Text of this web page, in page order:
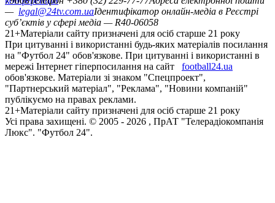
— legal@24tv.com.uaІдентифікатор онлайн-медіа в Реєстрі
суб’єктів у сфері медіа — R40-06058
21+Матеріали сайту призначені для осіб старше 21 року
При цитуванні і використанні будь-яких матеріалів посилання
на "Футбол 24" обов'язкове. При цитуванні і використанні в
мережі Інтернет гіперпосилання на сайт
football24.ua
обов'язкове. Матеріали зі знаком "Спецпроект",
"Партнерський матеріал", "Реклама", "Новини компаній"
публікуємо на правах реклами.
21+Матеріали сайту призначені для осіб старше 21 року
Усi права захищенi. © 2005 - 2026 , ПрАТ "Телерадіокомпанія
Люкс". "Футбол 24".